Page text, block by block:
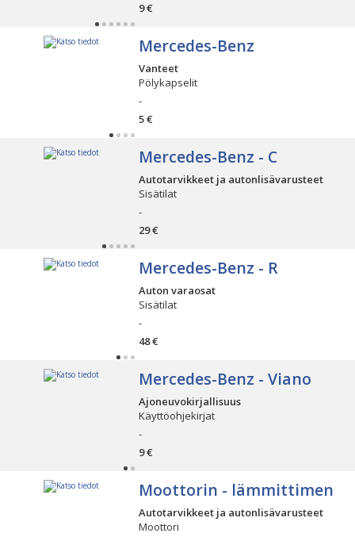
9 €
Mercedes-Benz
Vanteet
Pölykapselit
-
5 €
Mercedes-Benz - C
Autotarvikkeet ja autonlisävarusteet
Sisätilat
-
29 €
Mercedes-Benz - R
Auton varaosat
Sisätilat
-
48 €
Mercedes-Benz - Viano
Ajoneuvokirjallisuus
Käyttöohjekirjat
-
9 €
Moottorin - lämmittimen
Autotarvikkeet ja autonlisävarusteet
Moottori